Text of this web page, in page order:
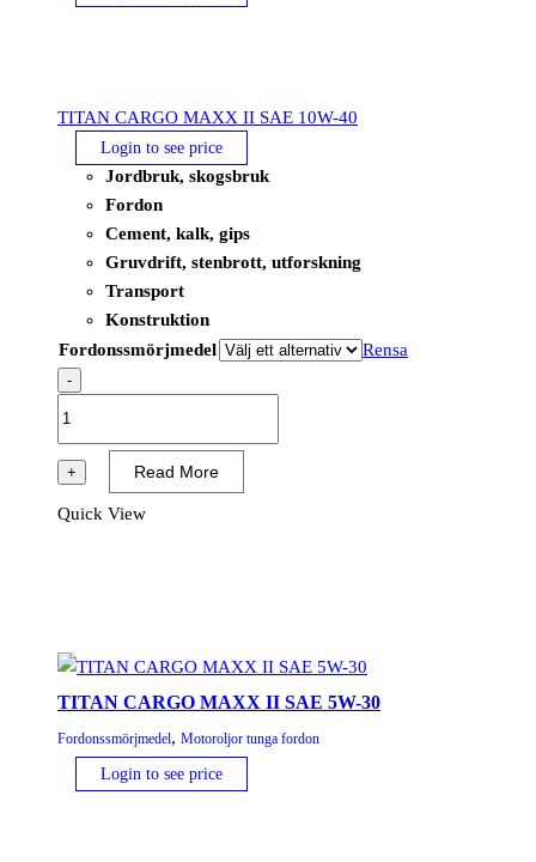
TITAN CARGO MAXX II SAE 10W-40
Login to see price
Jordbruk, skogsbruk
Fordon
Cement, kalk, gips
Gruvdrift, stenbrott, utforskning
Transport
Konstruktion
Fordonssmörjmedel
Rensa
-
MAXX
SAE
+ Read More
Quick View
TITAN CARGO MAXX II SAE 5W-30
Fordonssmörjmedel, Motoroljor tunga fordon
Login to see price